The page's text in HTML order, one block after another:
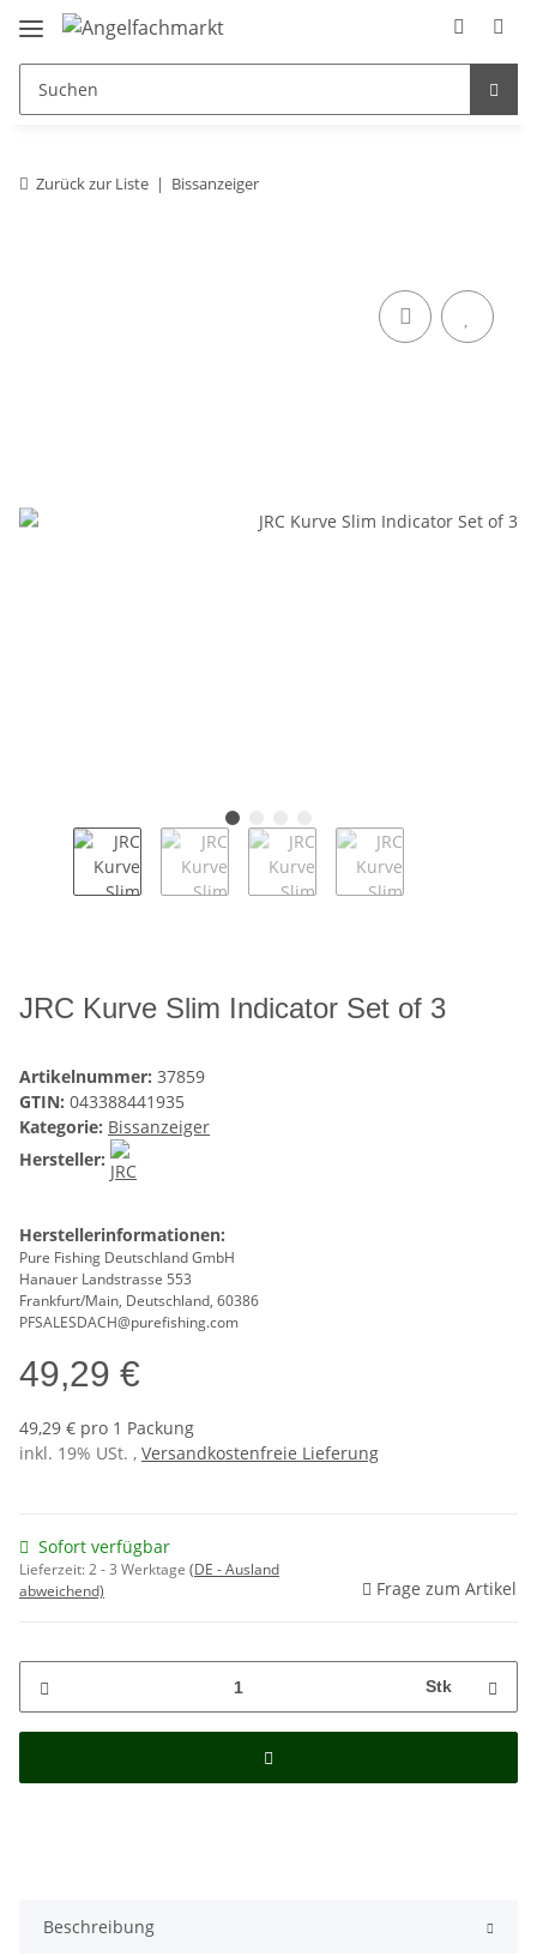
Zurück zur Liste Bissanzeiger
JRC Kurve Slim Indicator Set of 3
Artikelnummer: 37859
GTIN: 043388441935
Kategorie: Bissanzeiger
Hersteller:
Herstellerinformationen:
Pure Fishing Deutschland GmbH
Hanauer Landstrasse 553
Frankfurt/Main, Deutschland, 60386
PFSALESDACH@purefishing.com
49,29 €
49,29 € pro 1 Packung
inkl. 19% USt. , Versandkostenfreie Lieferung
Sofort verfügbar
Lieferzeit:2 - 3 Werktage (DE - Ausland
abweichend)
Frage zum Artikel
Stk
Beschreibung